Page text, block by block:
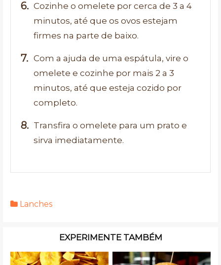
Cozinhe o omelete por cerca de 3 a 4
minutos, até que os ovos estejam
firmes na parte de baixo.
Com a ajuda de uma espátula, vire o
omelete e cozinhe por mais 2 a 3
minutos, até que esteja cozido por
completo.
Transfira o omelete para um prato e
sirva imediatamente.
Lanches
EXPERIMENTE TAMBÉM